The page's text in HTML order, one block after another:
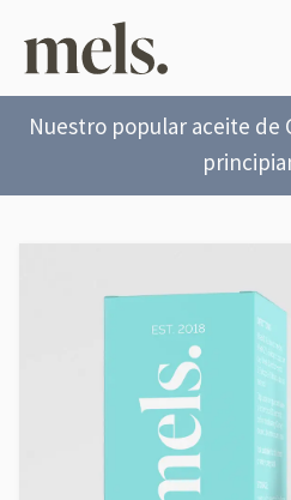
Nuestro popular aceite de